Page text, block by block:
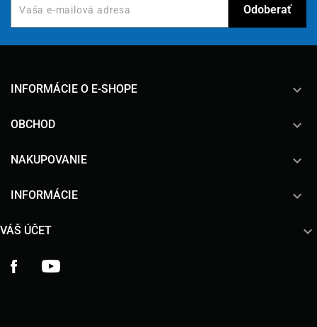
INFORMÁCIE O E-SHOPE keyboard_arrow_down
OBCHOD 
NAKUPOVANIE 
INFORMÁCIE 
VÁŠ ÚČET 
Facebook